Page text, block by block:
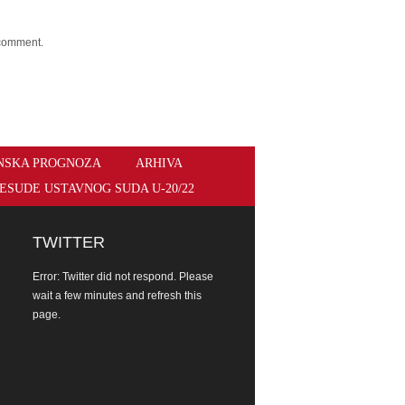
PROGNOZA
ARHIVA
USTAVNOG SUDA U-20/22
TWITTER
Error: Twitter did not respond. Please
wait a few minutes and refresh this
page.